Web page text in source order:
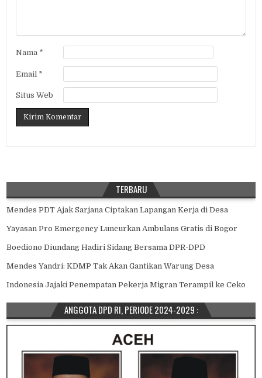
Nama *
Email *
Situs Web
TERBARU
Mendes PDT Ajak Sarjana Ciptakan Lapangan Kerja di Desa
Yayasan Pro Emergency Luncurkan Ambulans Gratis di Bogor
Boediono Diundang Hadiri Sidang Bersama DPR-DPD
Mendes Yandri: KDMP Tak Akan Gantikan Warung Desa
Indonesia Jajaki Penempatan Pekerja Migran Terampil ke Ceko
ANGGOTA DPD RI, PERIODE 2024-2029 :